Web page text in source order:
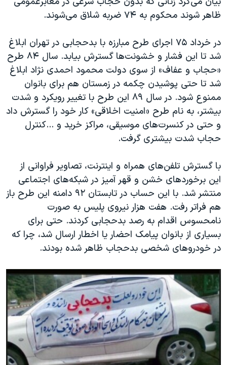
ظاهر شوند محکوم به ۷۴ ضربه شلاق می‌شوند.
در خرداد ۷۵ اجرای طرح مبارزه با بدحجابی در تهران ابلاغ
شد تا این فشار و خشونت‌ها گسترش بیابد. سال ۸۴ طرح
«حجاب و عفاف» از سوی دولت محمود احمدی نژاد ابلاغ
شد تا حتی پوشیدن چکمه در زمستان هم برای بانوان
ممنوع شود. در سال ۸۹ این طرح با تغییر رویکرد و شدت
بیشتر، به نام طرح «امنیت اخلاقی» کار خود را گسترش داد
و حتی در کنسرت‌های موسیقی، مراکز خرید و ...کنترل
حجاب شدت بیشتری گرفت.
با گسترش تلفن‌های همراه و اینترنت، تصاویر فراوانی از
این برخوردهای خشن و قهر آمیز در شبکه‌های اجتماعی
منتشر شد. با این حساب در تابستان ۹۲ دامنه این طرح باز
هم فراتر رفت. هفت هزار نیروی پلیس به صورت
نامحسوس اقدام به رصد بدحجابی کردند. حتی برای
بسیاری از بانوان پیامک احضار یا اخطار ارسال شد، چرا که
در خودروهای شخصی بدحجاب ظاهر شده بودند.